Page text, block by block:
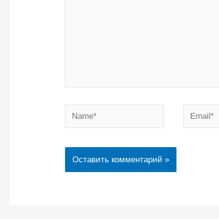
Name* Email*